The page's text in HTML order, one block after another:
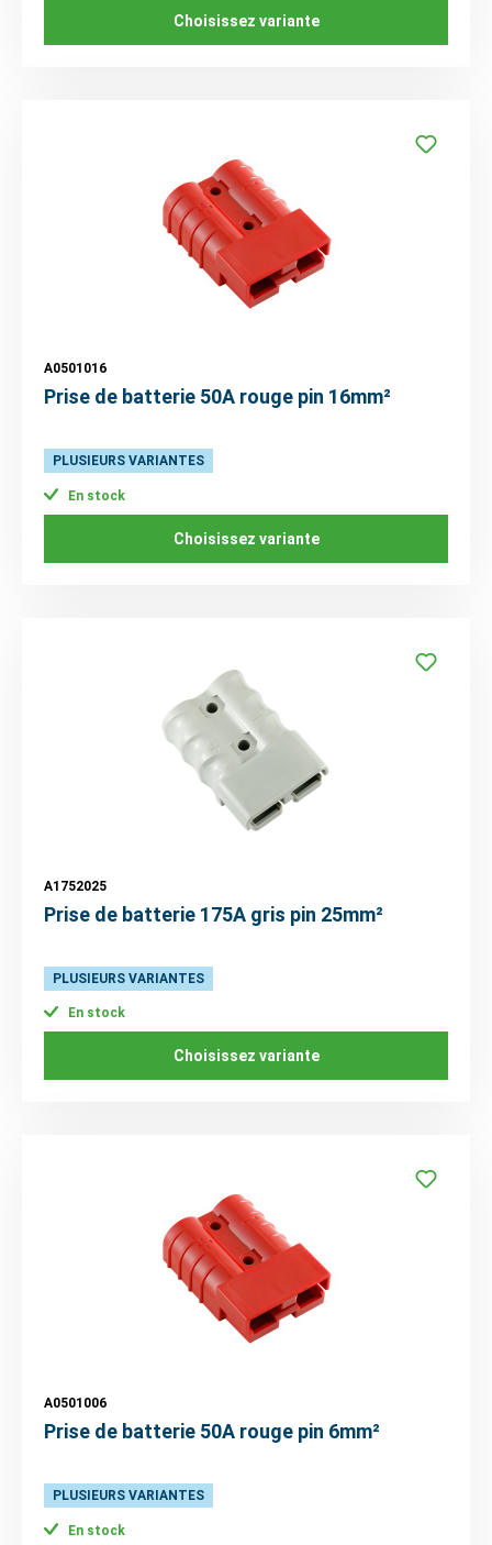
Choisissez variante
A0501016
Prise de batterie 50A rouge pin 16mm²
PLUSIEURS VARIANTES
En stock
Choisissez variante
A1752025
Prise de batterie 175A gris pin 25mm²
PLUSIEURS VARIANTES
En stock
Choisissez variante
A0501006
Prise de batterie 50A rouge pin 6mm²
PLUSIEURS VARIANTES
En stock